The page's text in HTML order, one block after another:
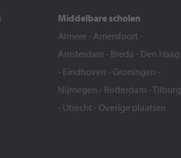
Middelbare scholen
Almere - Amersfoort -
Amsterdam - Breda - Den Haag
- Eindhoven - Groningen -
Nijmegen - Rotterdam -Tilburg
- Utrecht - Overige plaatsen